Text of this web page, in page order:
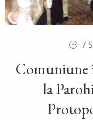
7
Comuniune
la